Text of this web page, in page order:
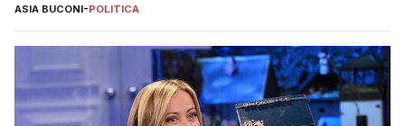
ASIA BUCONI-POLITICA